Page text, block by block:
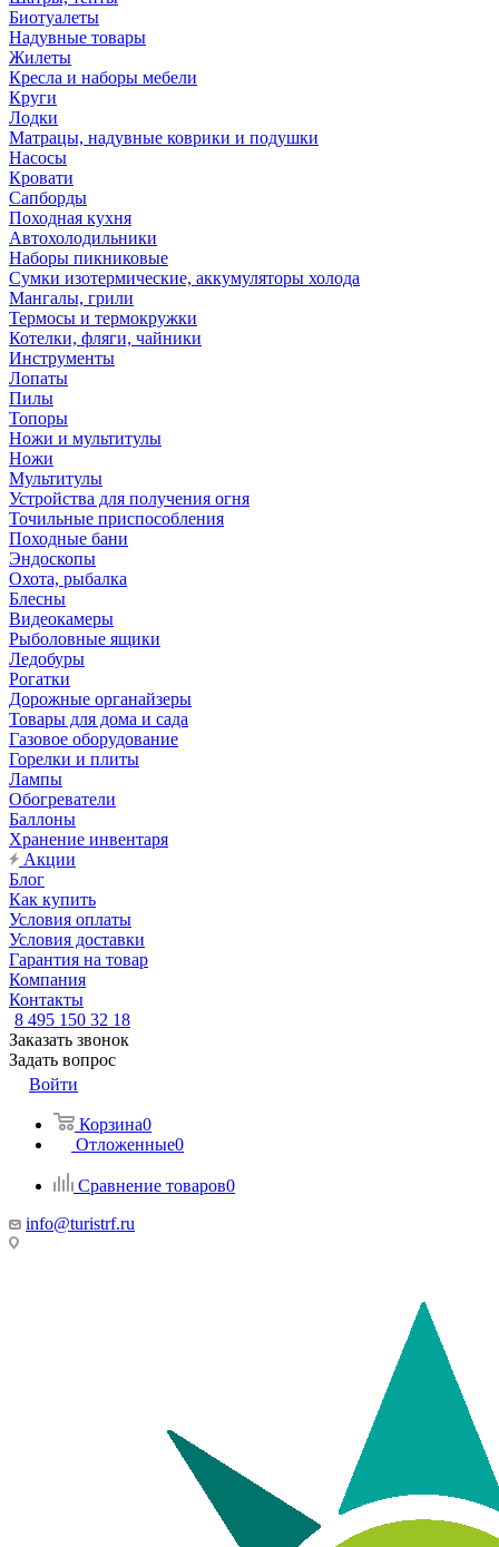
Биотуалеты
Надувные товары
Жилеты
Кресла и наборы мебели
Круги
Лодки
Матрацы, надувные коврики и подушки
Насосы
Кровати
Сапборды
Походная кухня
Автохолодильники
Наборы пикниковые
Сумки изотермические, аккумуляторы холода
Мангалы, грили
Термосы и термокружки
Котелки, фляги, чайники
Инструменты
Лопаты
Пилы
Топоры
Ножи и мультитулы
Ножи
Мультитулы
Устройства для получения огня
Точильные приспособления
Походные бани
Эндоскопы
Охота, рыбалка
Блесны
Видеокамеры
Рыболовные ящики
Ледобуры
Рогатки
Дорожные органайзеры
Товары для дома и сада
Газовое оборудование
Горелки и плиты
Лампы
Обогреватели
Баллоны
Хранение инвентаря
Акции
Блог
Как купить
Условия оплаты
Условия доставки
Гарантия на товар
Компания
Контакты
8 495 150 32 18
Заказать звонок
Задать вопрос
Войти
Корзина0
Отложенные0
Сравнение товаров0
info@turistrf.ru